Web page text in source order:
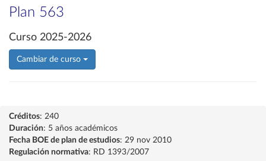
Plan 563
Curso 2025-2026
Cambiar de curso
Créditos: 240
Duración: 5 años académicos
Fecha BOE de plan de estudios: 29 nov 2010
Regulación normativa: RD 1393/2007